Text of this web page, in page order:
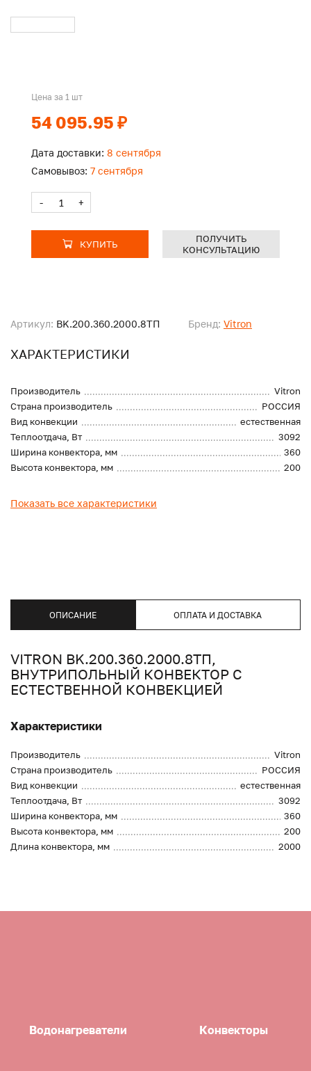
Артикул: BK.200.360.2000.8ТП Бренд: Vitron
ХАРАКТЕРИСТИКИ
Производитель
Vitron
Страна производитель
РОССИЯ
Вид конвекции
естественная
Теплоотдача, Вт
3092
Ширина конвектора, мм
360
Высота конвектора, мм
200
Показать все характеристики
Цена за 1 шт
54 095.95 ₽
Дата доставки: 8 сентября
Самовывоз: 7 сентября
- +
КУПИТЬ
ПОЛУЧИТЬ
КОНСУЛЬТАЦИЮ
ОПИСАНИЕ ОПЛАТА И ДОСТАВКА
VITRON BK.200.360.2000.8ТП,
ВНУТРИПОЛЬНЫЙ КОНВЕКТОР С
ЕСТЕСТВЕННОЙ КОНВЕКЦИЕЙ
Характеристики
Производитель
Vitron
Страна производитель
РОССИЯ
Вид конвекции
естественная
Теплоотдача, Вт
3092
Ширина конвектора, мм
360
Высота конвектора, мм
200
Длина конвектора, мм
2000
Водонагреватели Конвекторы